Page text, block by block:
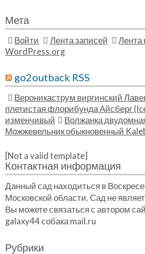
Мета
Войти Лента записей
Лента
WordPress.org
go2outback RSS
Вероникаструм виргинский
плетистая флорибунда Айсберг
изменчивый
Волжанка
Можжевельник обыкновенный
[Not a valid template]
Контактная информация
Данный сад находиться в
Московской области. Сад не
Вы можете связаться с автором
galaxy44 собака mail.ru
Рубрики